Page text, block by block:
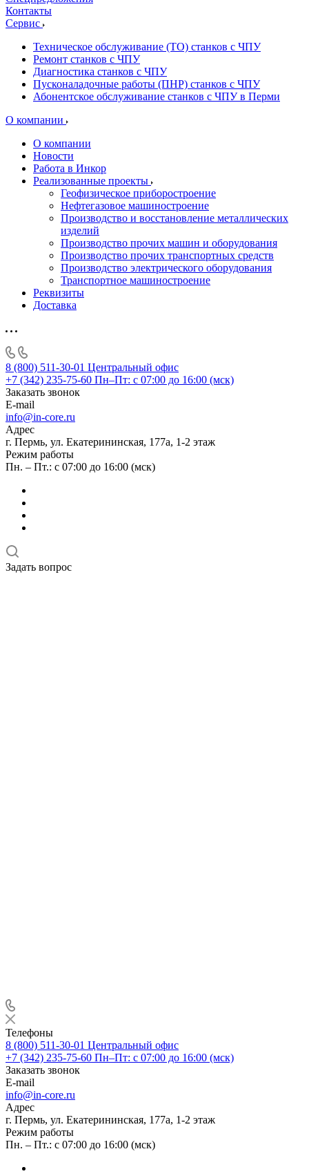
Контакты
Сервис
Техническое обслуживание (ТО) станков с ЧПУ
Ремонт станков с ЧПУ
Диагностика станков с ЧПУ
Пусконаладочные работы (ПНР) станков с ЧПУ
Абонентское обслуживание станков с ЧПУ в Перми
О компании
О компании
Новости
Работа в Инкор
Реализованные проекты
Геофизическое приборостроение
Нефтегазовое машиностроение
Производство и восстановление металлических
изделий
Производство прочих машин и оборудования
Производство прочих транспортных средств
Производство электрического оборудования
Транспортное машиностроение
Реквизиты
Доставка
8 (800) 511-30-01 Центральный офис
+7 (342) 235-75-60 Пн–Пт: с 07:00 до 16:00 (мск)
Заказать звонок
E-mail
info@in-core.ru
Адрес
г. Пермь, ул. ​Екатерининская, 177а, ​1-2 этаж
Режим работы
Пн. – Пт.: с 07:00 до 16:00 (мск)
Задать вопрос
Телефоны
8 (800) 511-30-01 Центральный офис
+7 (342) 235-75-60 Пн–Пт: с 07:00 до 16:00 (мск)
Заказать звонок
E-mail
info@in-core.ru
Адрес
г. Пермь, ул. ​Екатерининская, 177а, ​1-2 этаж
Режим работы
Пн. – Пт.: с 07:00 до 16:00 (мск)